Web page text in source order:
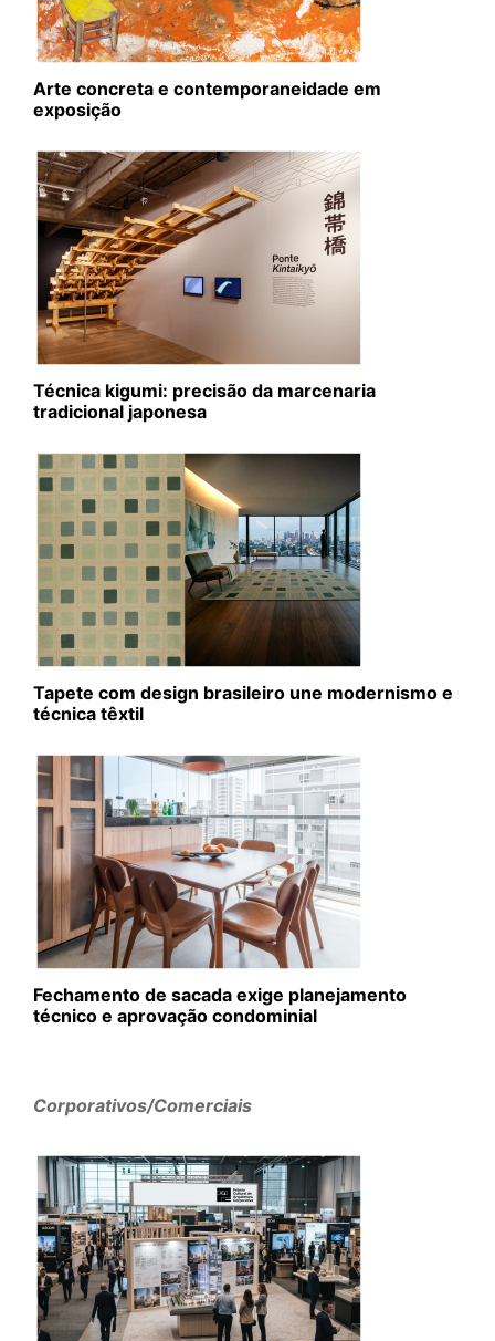
Arte concreta e contemporaneidade em
exposição
Técnica kigumi: precisão da marcenaria
tradicional japonesa
Tapete com design brasileiro une modernismo e
técnica têxtil
Fechamento de sacada exige planejamento
técnico e aprovação condominial
Corporativos/Comerciais